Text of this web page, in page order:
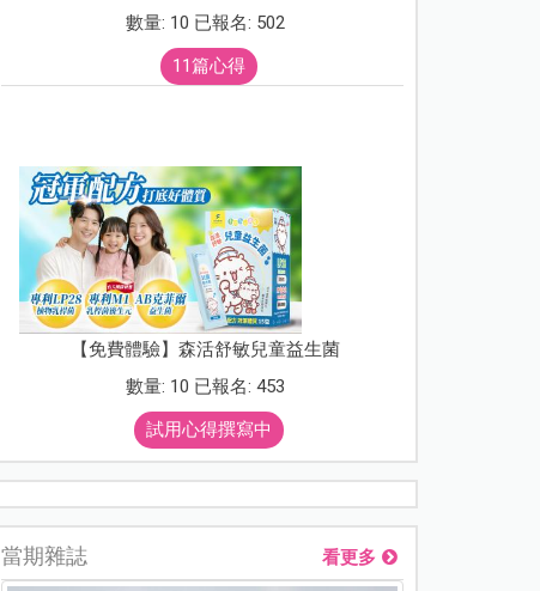
數量: 10 已報名: 502
11篇心得
【免費體驗】森活舒敏兒童益生菌
數量: 10 已報名: 453
試用心得撰寫中
當期雜誌 看更多